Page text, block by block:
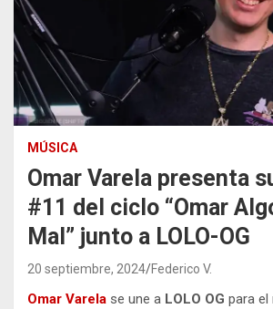
MÚSICA
Omar Varela presenta
#11 del ciclo “Omar
Mal” junto a LOLO-OG
20 septiembre, 2024 Federico V.
Omar Varela se une a LOLO OG para el